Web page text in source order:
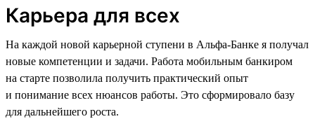
Карьера для всех
На каждой новой карьерной ступени в Альфа-Банке я получал
новые компетенции и задачи. Работа мобильным банкиром
на старте позволила получить практический опыт
и понимание всех нюансов работы. Это сформировало базу
для дальнейшего роста.